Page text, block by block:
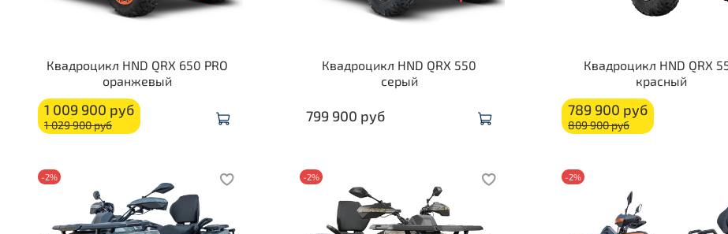
Квадроцикл HND QRX 650 PRO
оранжевый
1 009 900 руб
1 029 900 руб
Квадроцикл HND QRX 550
серый
799 900 руб
Квадроцикл HND QRX
красный
789 900 руб
809 900 руб
-2% -2% -2%